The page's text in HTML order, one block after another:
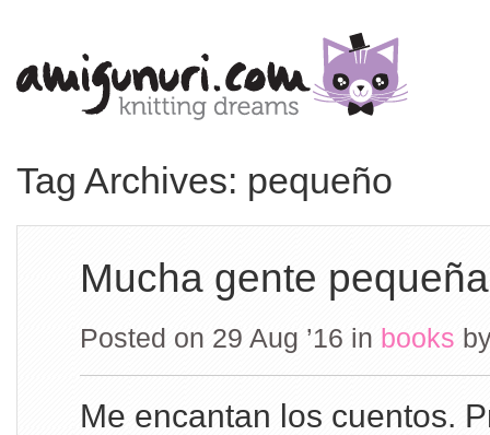
Tag Archives: pequeño
Mucha gente pequeña
Posted on 29 Aug ’16 in books
Me encantan los cuentos.